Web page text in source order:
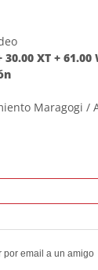
XT +
Maragogi /